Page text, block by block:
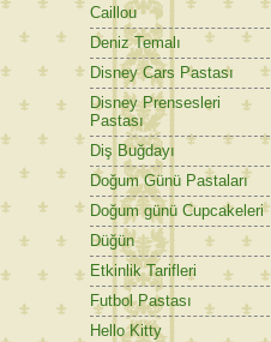
Caillou
Deniz Temalı
Disney Cars Pastası
Disney Prensesleri
Pastası
Diş Buğdayı
Doğum Günü Pastaları
Doğum günü Cupcakeleri
Düğün
Etkinlik Tarifleri
Futbol Pastası
Hello Kitty